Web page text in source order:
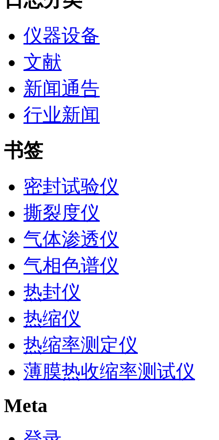
仪器设备
文献
新闻通告
行业新闻
书签
密封试验仪
撕裂度仪
气体渗透仪
气相色谱仪
热封仪
热缩仪
热缩率测定仪
薄膜热收缩率测试仪
Meta